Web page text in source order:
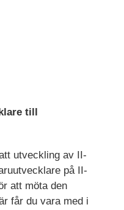
till
utveckling av II-
på II-
att möta den
får du vara med i